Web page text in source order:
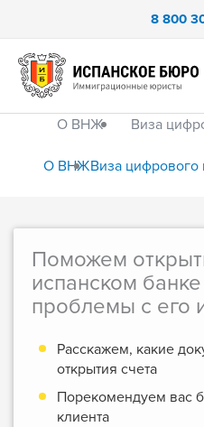
содержимому
8 800
О ВНЖ Виза
О ВНЖВиза цифрового
Поможем
испанском
проблемы с его
Расскажем, какие
открытия счета
Порекомендуем вас
клиента